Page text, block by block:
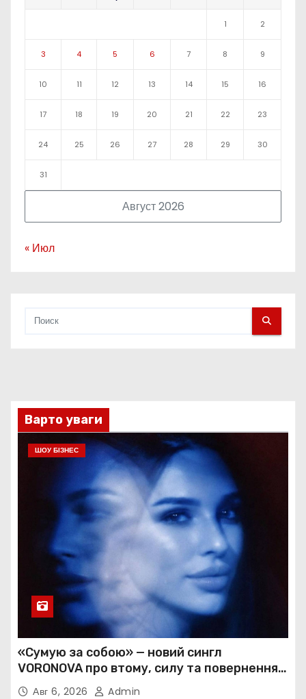
Август 2026
1 2
3 4 5 6 7 8 9
10 11 12 13 14 15 16
17 18 19 20 21 22 23
24 25 26 27 28 29 30
31
« Июл
Варто уваги
ШОУ БІЗНЕС
«Сумую за собою» — новий сингл
VORONOVA про втому, силу та повернення
до себе
Авг 6, 2026 Admin